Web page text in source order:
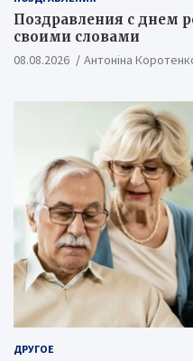
Поздравления с днем
своими словами
08.08.2026 Антоніна
ДРУГОЕ